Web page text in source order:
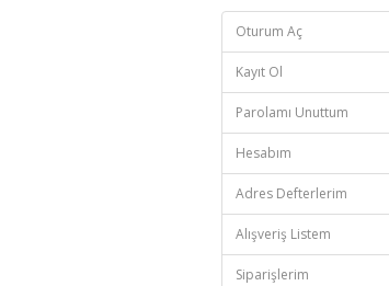
Oturum Aç
Kayıt Ol
Parolamı Unuttum
Hesabım
Adres Defterlerim
Alışveriş Listem
Siparişlerim